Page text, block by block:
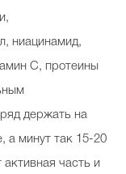
ниацинамид,
С, протеины
держать на
а минут так 15-20
часть и